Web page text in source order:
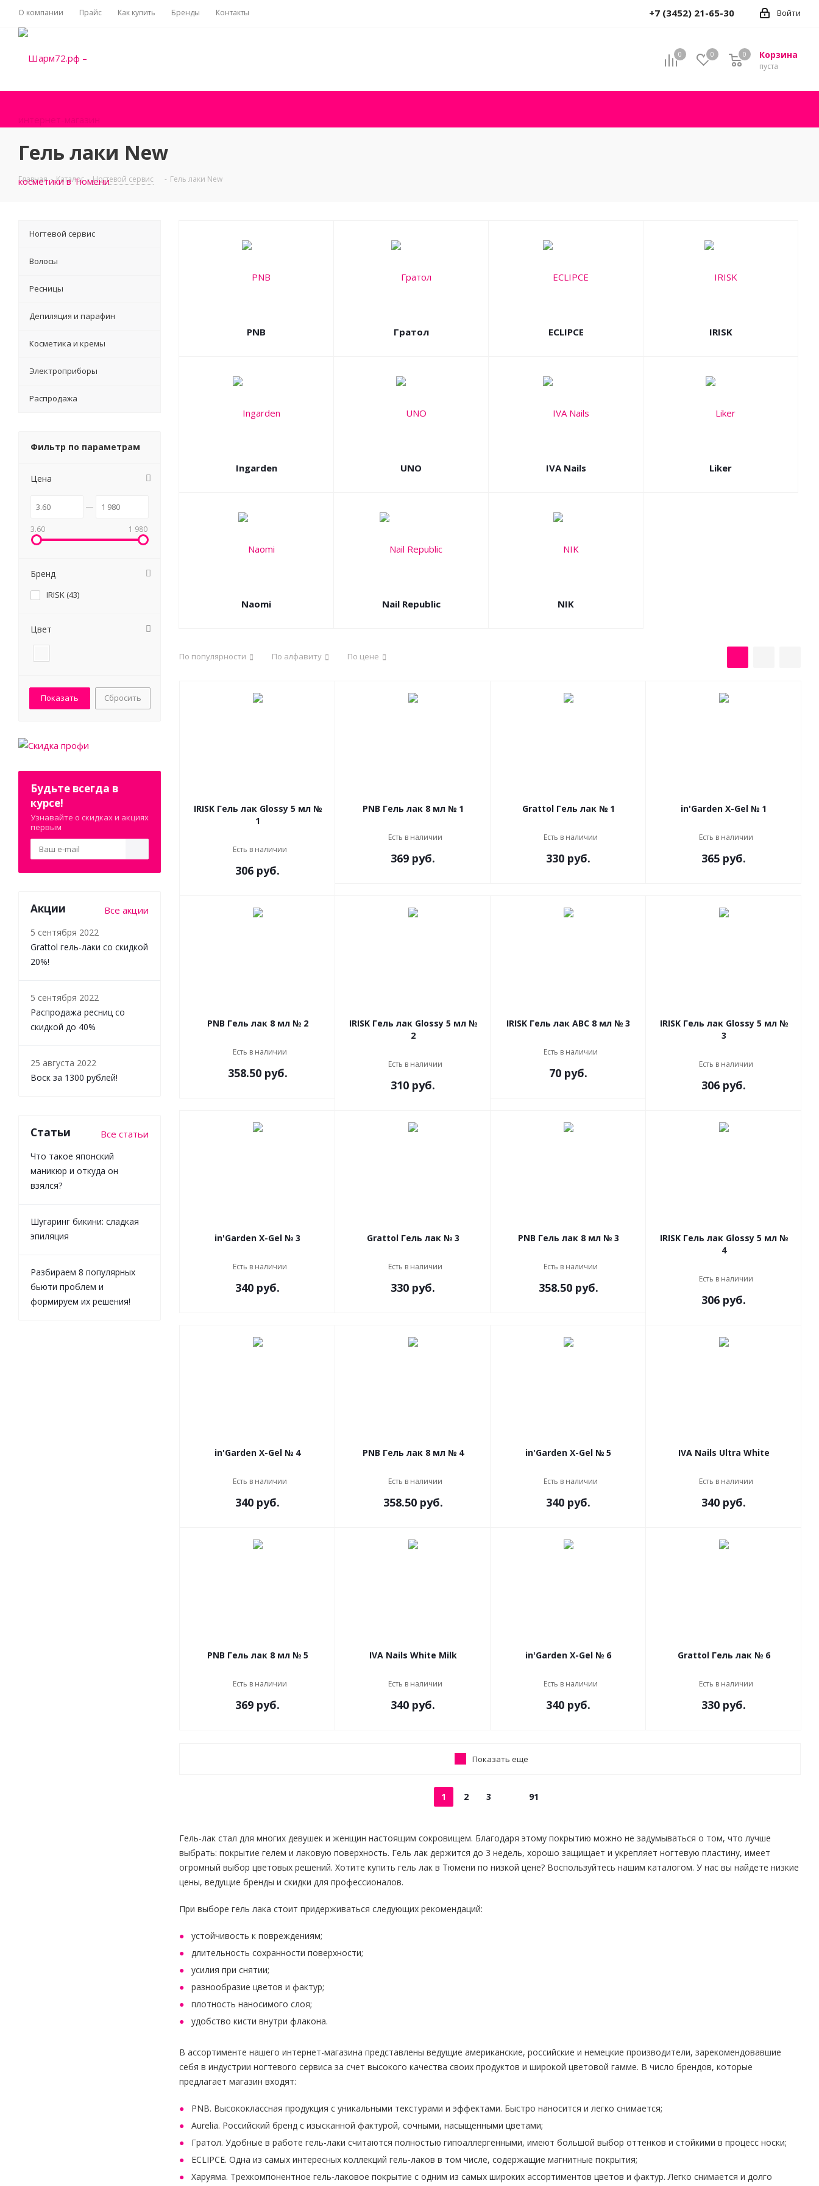
О компании Прайс Как купить Бренды Контакты Войти
+7 (3452) 21-65-30
0 0 Корзина
пуста
0
Гель лаки New
Главная - Каталог - Ногтевой сервис - Гель лаки New
PNB Гратол ECLIPCE IRISK
Ingarden UNO IVA Nails Liker
Naomi Nail Republic NIK
По популярности По алфавиту По цене
IRISK Гель лак Glossy 5 мл №
1
Есть в наличии
306 руб.
PNB Гель лак 8 мл № 1
Есть в наличии
369 руб.
Grattol Гель лак № 1
Есть в наличии
330 руб.
in'Garden X-Gel № 1
Есть в наличии
365 руб.
PNB Гель лак 8 мл № 2
Есть в наличии
358.50 руб.
IRISK Гель лак Glossy 5 мл №
2
Есть в наличии
310 руб.
IRISK Гель лак ABC 8 мл № 3
Есть в наличии
70 руб.
IRISK Гель лак Glossy 5 мл №
3
Есть в наличии
306 руб.
in'Garden X-Gel № 3
Есть в наличии
340 руб.
Grattol Гель лак № 3
Есть в наличии
330 руб.
PNB Гель лак 8 мл № 3
Есть в наличии
358.50 руб.
IRISK Гель лак Glossy 5 мл №
4
Есть в наличии
306 руб.
in'Garden X-Gel № 4
Есть в наличии
340 руб.
PNB Гель лак 8 мл № 4
Есть в наличии
358.50 руб.
in'Garden X-Gel № 5
Есть в наличии
340 руб.
IVA Nails Ultra White
Есть в наличии
340 руб.
PNB Гель лак 8 мл № 5
Есть в наличии
369 руб.
IVA Nails White Milk
Есть в наличии
340 руб.
in'Garden X-Gel № 6
Есть в наличии
340 руб.
Grattol Гель лак № 6
Есть в наличии
330 руб.
Показать еще
1 2 3 91
Гель-лак стал для многих девушек и женщин настоящим сокровищем. Благодаря этому покрытию можно не задумываться о том, что лучше
выбрать: покрытие гелем и лаковую поверхность. Гель лак держится до 3 недель, хорошо защищает и укрепляет ногтевую пластину, имеет
огромный выбор цветовых решений. Хотите купить гель лак в Тюмени по низкой цене? Воспользуйтесь нашим каталогом. У нас вы найдете низкие
цены, ведущие бренды и скидки для профессионалов.
При выборе гель лака стоит придерживаться следующих рекомендаций:
устойчивость к повреждениям;
длительность сохранности поверхности;
усилия при снятии;
разнообразие цветов и фактур;
плотность наносимого слоя;
удобство кисти внутри флакона.
В ассортименте нашего интернет-магазина представлены ведущие американские, российские и немецкие производители, зарекомендовавшие
себя в индустрии ногтевого сервиса за счет высокого качества своих продуктов и широкой цветовой гамме. В число брендов, которые
предлагает магазин входят:
PNB. Высококлассная продукция с уникальными текстурами и эффектами. Быстро наносится и легко снимается;
Aurelia. Российский бренд с изысканной фактурой, сочными, насыщенными цветами;
Гратол. Удобные в работе гель-лаки считаются полностью гипоаллергенными, имеют большой выбор оттенков и стойкими в процесс носки;
ECLIPCE. Одна из самых интересных коллекций гель-лаков в том числе, содержащие магнитные покрытия;
Харуяма. Трехкомпонентное гель-лаковое покрытие с одним из самых широких ассортиментов цветов и фактур. Легко снимается и долго
Ногтевой сервис
Волосы
Ресницы
Депиляция и парафин
Косметика и кремы
Электроприборы
Распродажа
Фильтр по параметрам
Цена
3.60 1 980
Бренд
IRISK (43)
Цвет
Сбросить
Будьте всегда в
курсе!
Узнавайте о скидках и акциях
первым
Акции Все акции
5 сентября 2022
Grattol гель-лаки со скидкой
20%!
5 сентября 2022
Распродажа ресниц со
скидкой до 40%
25 августа 2022
Воск за 1300 рублей!
Статьи Все статьи
Что такое японский
маникюр и откуда он
взялся?
Шугаринг бикини: сладкая
эпиляция
Разбираем 8 популярных
бьюти проблем и
формируем их решения!